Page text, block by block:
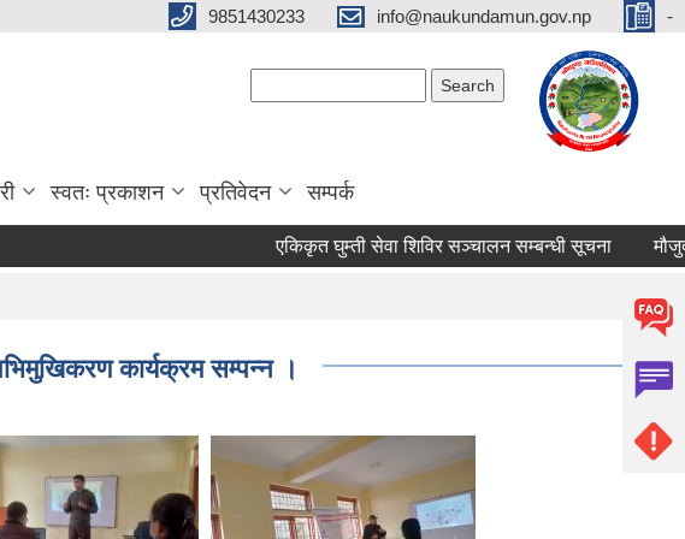
9851430233 info@naukundamun.gov.np -
स्वतः प्रकाशन प्रतिवेदन सम्पर्क
एकिकृत घुम्ती सेवा शिविर सञ्‍चालन सम्बन्धी सूचना मौजुदा
कार्यक्रम सम्पन्न ।